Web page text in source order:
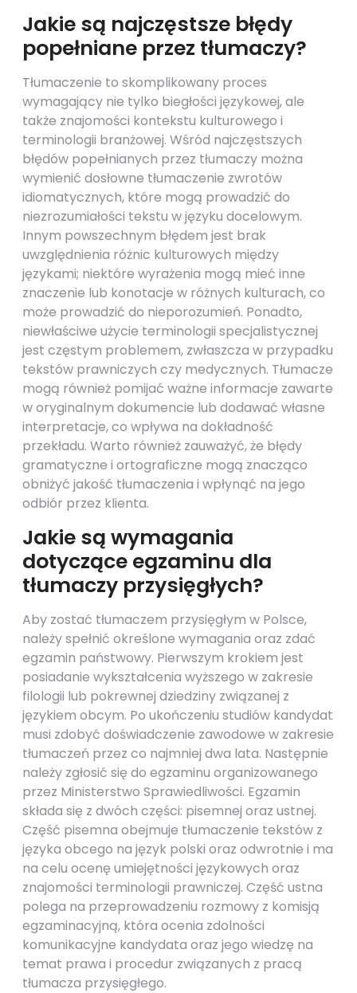
Jakie są najczęstsze błędy
popełniane przez tłumaczy?
Tłumaczenie to skomplikowany proces
wymagający nie tylko biegłości językowej, ale
także znajomości kontekstu kulturowego i
terminologii branżowej. Wśród najczęstszych
błędów popełnianych przez tłumaczy można
wymienić dosłowne tłumaczenie zwrotów
idiomatycznych, które mogą prowadzić do
niezrozumiałości tekstu w języku docelowym.
Innym powszechnym błędem jest brak
uwzględnienia różnic kulturowych między
językami; niektóre wyrażenia mogą mieć inne
znaczenie lub konotacje w różnych kulturach, co
może prowadzić do nieporozumień. Ponadto,
niewłaściwe użycie terminologii specjalistycznej
jest częstym problemem, zwłaszcza w przypadku
tekstów prawniczych czy medycznych. Tłumacze
mogą również pomijać ważne informacje zawarte
w oryginalnym dokumencie lub dodawać własne
interpretacje, co wpływa na dokładność
przekładu. Warto również zauważyć, że błędy
gramatyczne i ortograficzne mogą znacząco
obniżyć jakość tłumaczenia i wpłynąć na jego
odbiór przez klienta.
Jakie są wymagania
dotyczące egzaminu dla
tłumaczy przysięgłych?
Aby zostać tłumaczem przysięgłym w Polsce,
należy spełnić określone wymagania oraz zdać
egzamin państwowy. Pierwszym krokiem jest
posiadanie wykształcenia wyższego w zakresie
filologii lub pokrewnej dziedziny związanej z
językiem obcym. Po ukończeniu studiów kandydat
musi zdobyć doświadczenie zawodowe w zakresie
tłumaczeń przez co najmniej dwa lata. Następnie
należy zgłosić się do egzaminu organizowanego
przez Ministerstwo Sprawiedliwości. Egzamin
składa się z dwóch części: pisemnej oraz ustnej.
Część pisemna obejmuje tłumaczenie tekstów z
języka obcego na język polski oraz odwrotnie i ma
na celu ocenę umiejętności językowych oraz
znajomości terminologii prawniczej. Część ustna
polega na przeprowadzeniu rozmowy z komisją
egzaminacyjną, która ocenia zdolności
komunikacyjne kandydata oraz jego wiedzę na
temat prawa i procedur związanych z pracą
tłumacza przysięgłego.